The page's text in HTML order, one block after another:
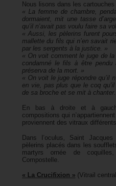
Nous lisons dans les cartouches
« La femme de chambre,
dormaient, mit une tasse
qu’il n’avait pas voulu faire sa
« Aussi, les pèlerins furent
mallette du fils qui n’en savait
par les sergents à la justice. »
« On voit comment le juge de
condamné le fils à être
préserva de la mort. »
« On voit le juge répondre qu’il
en vie, pas plus que le coq
de sa broche et se mit à
En bas à droite et à
compositions qui
proviennent des vitraux
Dans l’oculus, Saint
pèlerins placés dans les
martyrs ornée de
Compostelle.
« La Crucifixion » (Vitrail